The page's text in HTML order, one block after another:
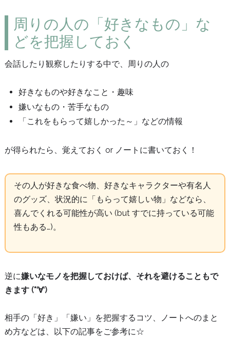
周りの人の「好きなもの」な
どを把握しておく
会話したり観察したりする中で、周りの人の
好きなものや好きなこと・趣味
嫌いなもの・苦手なもの
「これをもらって嬉しかった～」などの情報
が得られたら、覚えておく or ノートに書いておく！
その人が好きな食べ物、好きなキャラクターや有名人
のグッズ、状況的に「もらって嬉しい物」などなら、
喜んでくれる可能性が高い (but すでに持っている可能
性もある…)。
逆に嫌いなモノを把握しておけば、それを避けることもで
きます (*‘∀‘)
相手の「好き」「嫌い」を把握するコツ、ノートへのまと
め方などは、以下の記事をご参考に☆